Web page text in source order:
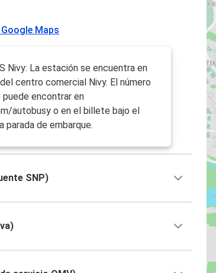
Maps
Nivy: La estación se encuentra en
centro comercial Nivy. El número
puede encontrar en
autobusy o en el billete bajo el
parada de embarque.
SNP)